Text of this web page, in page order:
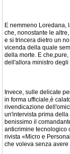
E nemmeno Loredana,
che, nonostante le
e si trincera dietro un
vicenda della quale
della morte. E
dell'allora ministro
Invece, sulle delicate
in forma ufficiale,è
rivendicazione
un'intervista prima
benissimo il
anticrimine tecnologico
rivista «Micro e
che voleva senza